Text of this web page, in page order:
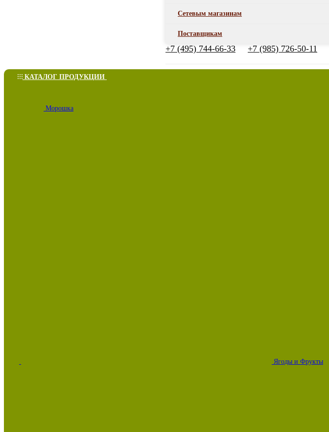
Сетевым магазинам
Поставщикам
+7 (495) 744-66-33 +7 (985) 726-50-11
КАТАЛОГ ПРОДУКЦИИ
Морошка
Ягоды и Фрукты